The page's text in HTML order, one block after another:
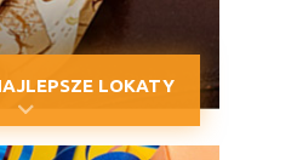
LOKATY